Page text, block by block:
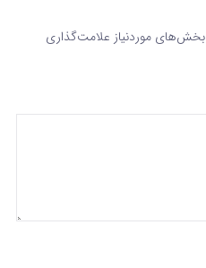
بخش‌های موردنیاز علامت‌گذاری